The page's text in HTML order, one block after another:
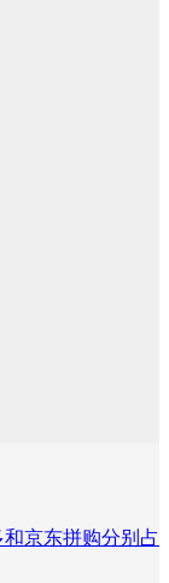
京东拼购分别占